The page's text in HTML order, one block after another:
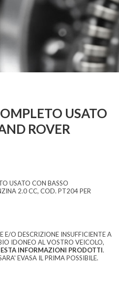
USATO
ROVER
USATO CON BASSO
2.0 CC, COD. PT204 PER
E/O DESCRIZIONE INSUFFICIENTE A
IDONEO AL VOSTRO VEICOLO,
INFORMAZIONI PRODOTTI.
EVASA IL PRIMA POSSIBILE.